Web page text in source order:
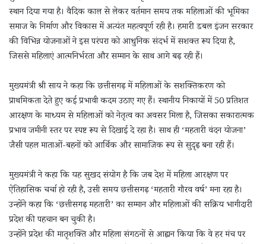
स्थान दिया गया है। वैदिक काल से लेकर वर्तमान समय तक महिलाओं की भूमिका
समाज के निर्माण और विकास में अत्यंत महत्वपूर्ण रही है। हमारी डबल इंजन सरकार
की विभिन्न योजनाओं ने इस परंपरा को आधुनिक संदर्भ में सशक्त रूप दिया है,
जिससे महिलाएं आत्मनिर्भरता और सम्मान के साथ आगे बढ़ रही हैं।
मुख्यमंत्री श्री साय ने कहा कि छत्तीसगढ़ में महिलाओं के सशक्तिकरण को
प्राथमिकता देते हुए कई प्रभावी कदम उठाए गए हैं। स्थानीय निकायों में 50 प्रतिशत
आरक्षण के माध्यम से महिलाओं को नेतृत्व का अवसर मिला है, जिसका सकारात्मक
प्रभाव जमीनी स्तर पर स्पष्ट रूप से दिखाई दे रहा है। साथ ही ‘महतारी वंदन योजना’
जैसी पहल माताओं-बहनों को आर्थिक और सामाजिक रूप से सुदृढ़ बना रही हैं।
मुख्यमंत्री ने कहा कि यह सुखद संयोग है कि जब देश में महिला आरक्षण पर
ऐतिहासिक चर्चा हो रही है, उसी समय छत्तीसगढ़ ‘महतारी गौरव वर्ष’ मना रहा है।
उन्होंने कहा कि ‘छत्तीसगढ़ महतारी’ का सम्मान और महिलाओं की सक्रिय भागीदारी
प्रदेश की पहचान बन चुकी है।
उन्होंने प्रदेश की मातृशक्ति और महिला संगठनों से आह्वान किया कि वे हर मंच पर